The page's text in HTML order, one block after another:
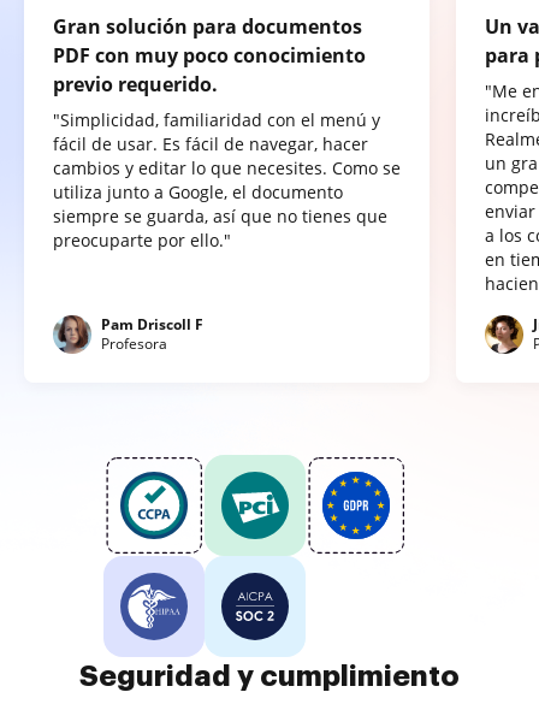
Gran solución para documentos
PDF con muy poco conocimiento
previo requerido.
"Simplicidad, familiaridad con el menú y
fácil de usar. Es fácil de navegar, hacer
cambios y editar lo que necesites. Como se
utiliza junto a Google, el documento
siempre se guarda, así que no tienes que
preocuparte por ello."
Pam Driscoll F
Profesora
Un
para
"Me
un
a los
en
Seguridad y cumplimiento